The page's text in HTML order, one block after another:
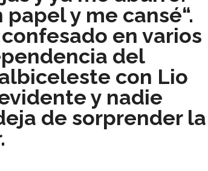
papel y me cansé“.
en varios
del
con Lio
y nadie
de sorprender la